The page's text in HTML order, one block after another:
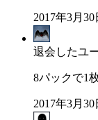
2017年3月30
退会したユ
8パックで1
2017年3月30